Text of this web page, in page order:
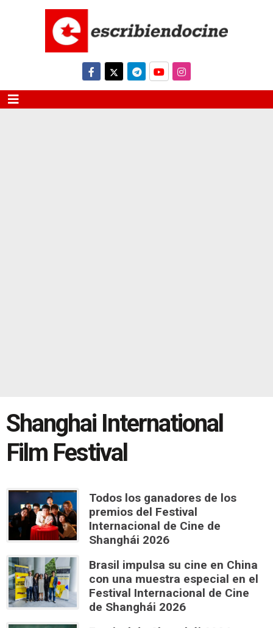
Shanghai International
Film Festival
Todos los ganadores de los
premios del Festival
Internacional de Cine de
Shanghái 2026
Brasil impulsa su cine en China
con una muestra especial en el
Festival Internacional de Cine
de Shanghái 2026